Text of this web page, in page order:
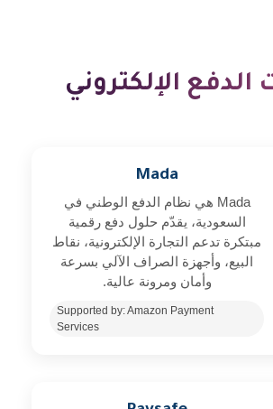
الإلكتروني
Mada
Mada هي نظام الدفع الوطني في
السعودية، يقدّم حلول دفع رقمية
مبتكرة تدعم التجارة الإلكترونية، نقاط
البيع، وأجهزة الصراف الآلي بسرعة
وأمان ومرونة عالية.
Supported by: Amazon Payment
Services